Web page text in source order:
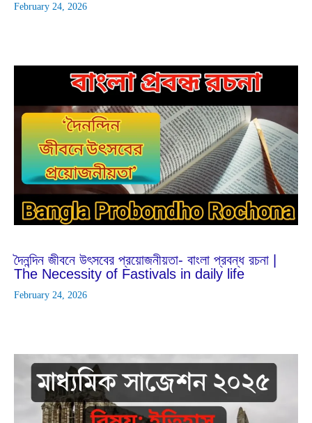
February 24, 2026
দৈনন্দিন জীবনে উৎসবের প্রয়োজনীয়তা- বাংলা প্রবন্ধ রচনা |
The Necessity of Fastivals in daily life
February 24, 2026